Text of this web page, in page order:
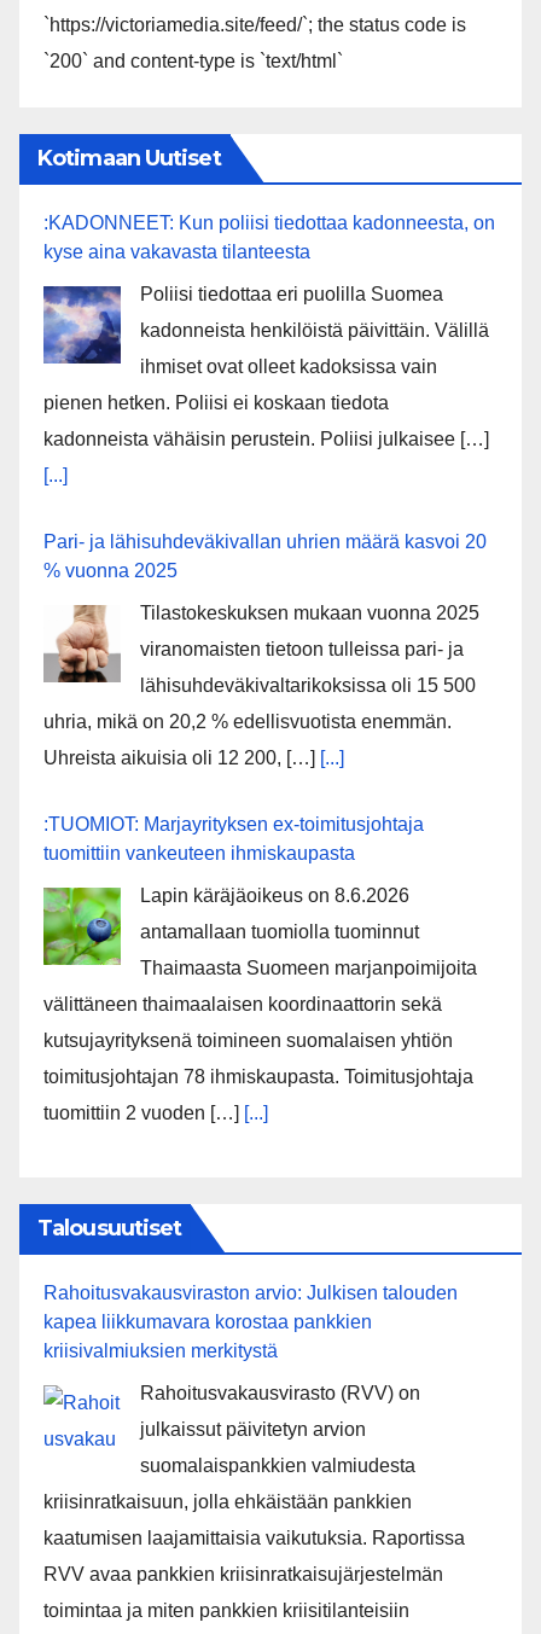
`https://victoriamedia.site/feed/`; the status code is
`200` and content-type is `text/html`
Kotimaan Uutiset
:KADONNEET: Kun poliisi tiedottaa kadonneesta, on
kyse aina vakavasta tilanteesta
Poliisi tiedottaa eri puolilla Suomea
kadonneista henkilöistä päivittäin. Välillä
ihmiset ovat olleet kadoksissa vain
pienen hetken. Poliisi ei koskaan tiedota
kadonneista vähäisin perustein. Poliisi julkaisee […]
[...]
Pari- ja lähisuhdeväkivallan uhrien määrä kasvoi 20
% vuonna 2025
Tilastokeskuksen mukaan vuonna 2025
viranomaisten tietoon tulleissa pari- ja
lähisuhdeväkivaltarikoksissa oli 15 500
uhria, mikä on 20,2 % edellisvuotista enemmän.
Uhreista aikuisia oli 12 200, […] [...]
:TUOMIOT: Marjayrityksen ex-toimitusjohtaja
tuomittiin vankeuteen ihmiskaupasta
Lapin käräjäoikeus on 8.6.2026
antamallaan tuomiolla tuominnut
Thaimaasta Suomeen marjanpoimijoita
välittäneen thaimaalaisen koordinaattorin sekä
kutsujayrityksenä toimineen suomalaisen yhtiön
toimitusjohtajan 78 ihmiskaupasta. Toimitusjohtaja
tuomittiin 2 vuoden […] [...]
Talousuutiset
Rahoitusvakausviraston arvio: Julkisen talouden
kapea liikkumavara korostaa pankkien
kriisivalmiuksien merkitystä
Rahoitusvakausvirasto (RVV) on
julkaissut päivitetyn arvion
suomalaispankkien valmiudesta
kriisinratkaisuun, jolla ehkäistään pankkien
kaatumisen laajamittaisia vaikutuksia. Raportissa
RVV avaa pankkien kriisinratkaisujärjestelmän
toimintaa ja miten pankkien kriisitilanteisiin